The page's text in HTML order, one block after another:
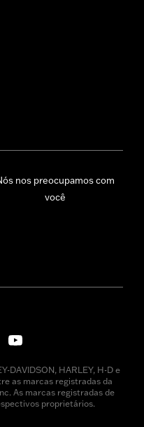
nos preocupamos com
você
DAVIDSON, HARLEY, H-D e
as marcas registradas da
As marcas registradas de
proprietários.